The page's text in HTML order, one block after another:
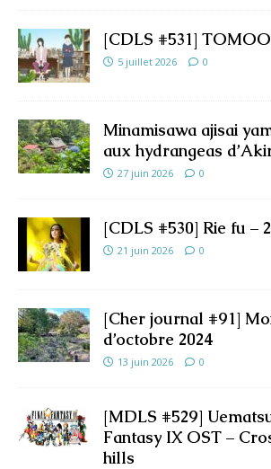
[CDLS #531]
5 juillet 2026 0
Minamisawa ajisai
aux hydrangeas
27 juin 2026 0
[CDLS #530] Rie fu –
21 juin 2026 0
[Cher journal #91]
d’octobre 2024
13 juin 2026 0
[MDLS #529]
Fantasy IX OST –
hills